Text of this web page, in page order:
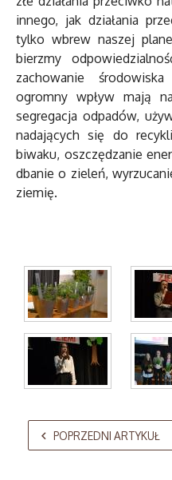
innego, jak działania
tylko wbrew naszej
bierzmy
zachowanie
ogromny wpływ mają
segregacja odpadów,
nadających się do
biwaku, oszczędzanie
dbanie o zieleń,
ziemię.
AdmirorGallery 5.2.0, author/sVasiljevski
POPRZEDNI ARTYKUŁ